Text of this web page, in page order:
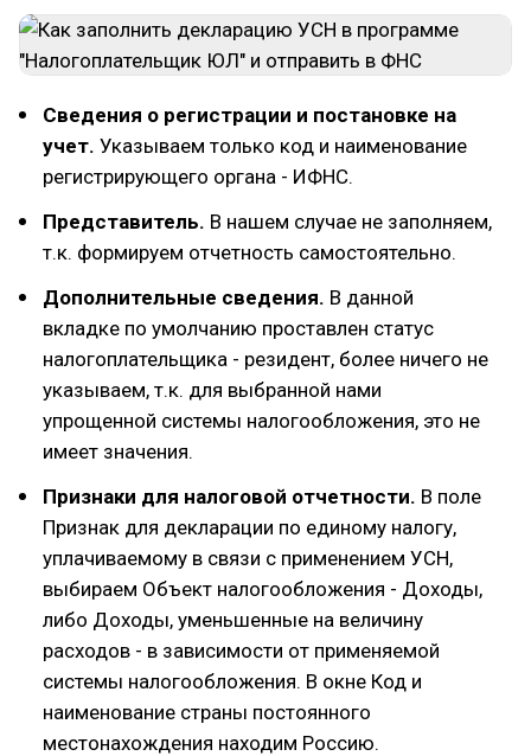
Сведения о регистрации и постановке на
учет. Указываем только код и наименование
регистрирующего органа - ИФНС.
Представитель. В нашем случае не заполняем,
т.к. формируем отчетность самостоятельно.
Дополнительные сведения. В данной
вкладке по умолчанию проставлен статус
налогоплательщика - резидент, более ничего не
указываем, т.к. для выбранной нами
упрощенной системы налогообложения, это не
имеет значения.
Признаки для налоговой отчетности. В поле
Признак для декларации по единому налогу,
уплачиваемому в связи с применением УСН,
выбираем Объект налогообложения - Доходы,
либо Доходы, уменьшенные на величину
расходов - в зависимости от применяемой
системы налогообложения. В окне Код и
наименование страны постоянного
местонахождения находим Россию.